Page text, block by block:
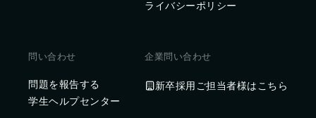
ライバシーポリシー
問い合わせ
問題を報告する
学生ヘルプセンター
企業問い合わせ
新卒採用ご担当者様はこちら